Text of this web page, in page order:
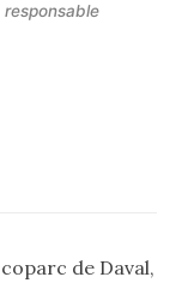
responsable
de Daval,